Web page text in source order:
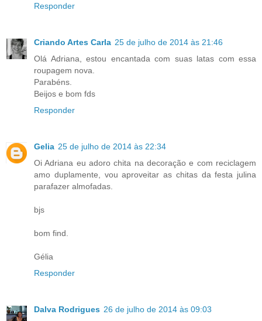
Responder
Criando Artes Carla 25 de julho de 2014 às 21:46
Olá Adriana, estou encantada com suas latas com essa
roupagem nova.
Parabéns.
Beijos e bom fds
Responder
Gelia 25 de julho de 2014 às 22:34
Oi Adriana eu adoro chita na decoração e com reciclagem
amo duplamente, vou aproveitar as chitas da festa julina
parafazer almofadas.
bjs
bom find.
Gélia
Responder
Dalva Rodrigues 26 de julho de 2014 às 09:03